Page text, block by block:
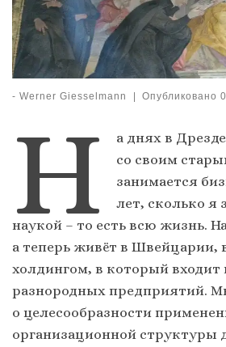
- Werner Giesselmann | Опубликовано
Н
а днях в
со своим
занимается
лет, сколько я
наукой – то есть всю жизнь.
а теперь живёт в Швейцарии,
холдингом, в который входит
разнородных предприятий.
о целесообразности
организационной структуры